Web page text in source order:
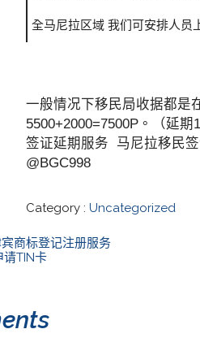
全马尼拉区域 我们可安排人员
一般情况下移民局收据都是
5500+2000=7500P。（延
签证延期服务 马尼拉移民
@BGC998
Category : Uncategorized
商标登记注册服务
请TIN卡